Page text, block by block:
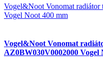
Vogel&Noot Vonomat
Vogel Noot 400 mm
Vogel&Noot Vonomat
AZ0BW030V0002000 Vogel